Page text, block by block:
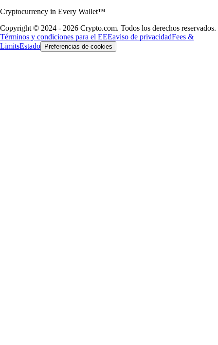
Cryptocurrency in Every Wallet™
Copyright © 2024 - 2026 Crypto.com. Todos los derechos reservados.
Términos y condiciones para el EEEaviso de privacidadFees &
LimitsEstado Preferencias de cookies